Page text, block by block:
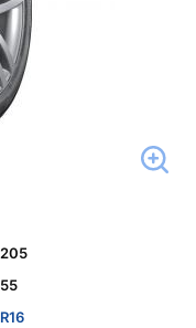
205
55
R16